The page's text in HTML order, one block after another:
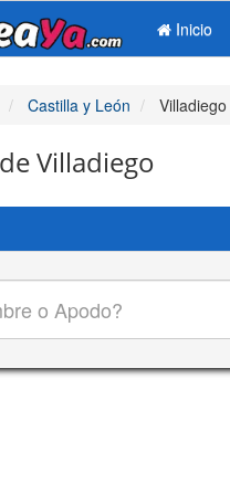
Inicio
Castilla y León Villadiego
Villadiego